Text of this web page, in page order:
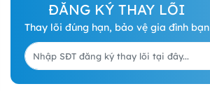
ĐĂNG KÝ THAY LÕI
Thay lõi đúng hạn, bảo vệ gia đình bạn